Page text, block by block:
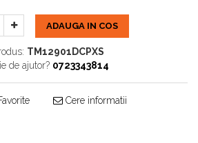
ADAUGA IN COS
TM12901DCPXS
de ajutor? 0723343814
Cere informatii